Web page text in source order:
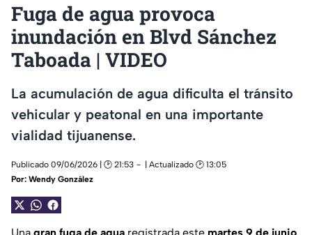
Fuga de agua provoca
inundación en Blvd Sánchez
Taboada | VIDEO
La acumulación de agua dificulta el tránsito
vehicular y peatonal en una importante
vialidad tijuanense.
Publicado 09/06/2026 | 🕑 21:53
| Actualizado 🕑 13:05
Por: Wendy González